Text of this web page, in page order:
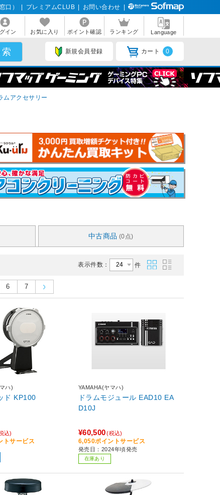
口） プレミアムCLUB お問い合わせ
イン お気に入り ポイント確認 ランキング Language
新規会員登録 カート 0
ムアクセサリー
中古商品 (0点)
表示件数： 件
6 7
ハ)
キックパッド KP100
込)
トサービス
YAMAHA(ヤマハ)
ドラムモジュール EAD10 EA
D10J
¥60,500(税込)
6,050ポイントサービス
発売日：2024年頃発売
在庫あり